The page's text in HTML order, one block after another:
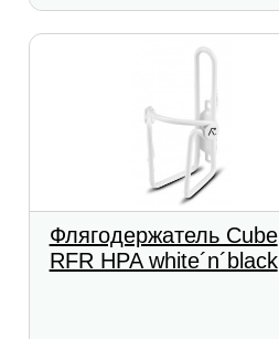
Флягодержатель Cube
RFR HPA white´n´black